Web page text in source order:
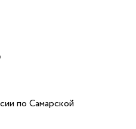
по Самарской